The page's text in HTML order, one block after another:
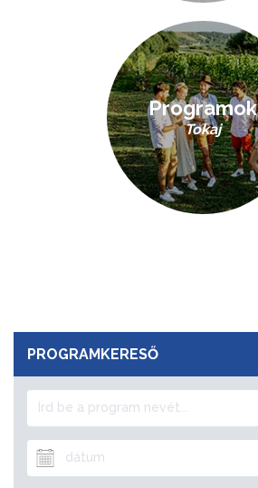
Programok
Tokaj
PROGRAMKERESŐ